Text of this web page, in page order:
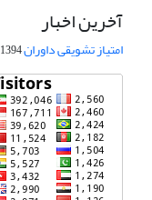
آخرین اخبار
امتیاز تشویقی داوران1394-09-16